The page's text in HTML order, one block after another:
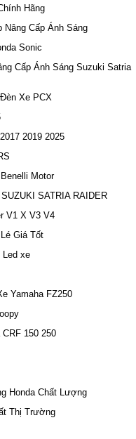
Hãng
Nâng Cấp Ánh Sáng
Sonic
Cấp Ánh Sáng Suzuki Satria
Xe PCX
2019 2025
Motor
SATRIA RAIDER
V1 X V3 V4
Giá Tốt
Led xe
Yamaha FZ250
150 250
Honda Chất Lượng
Thị Trường